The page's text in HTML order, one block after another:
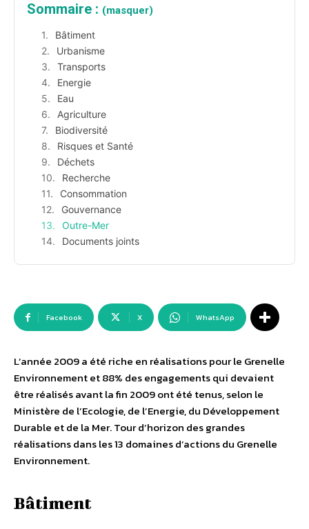
Sommaire : (masquer)
Bâtiment
Urbanisme
Transports
Energie
Eau
Agriculture
Biodiversité
Risques et Santé
Déchets
Recherche
Consommation
Gouvernance
Outre-Mer
Documents joints
Facebook X WhatsApp
L’année 2009 a été riche en réalisations pour le Grenelle
Environnement et 88% des engagements qui devaient
être réalisés avant la fin 2009 ont été tenus, selon le
Ministère de l’Ecologie, de l’Energie, du Développement
Durable et de la Mer. Tour d’horizon des grandes
réalisations dans les 13 domaines d’actions du Grenelle
Environnement.
Bâtiment